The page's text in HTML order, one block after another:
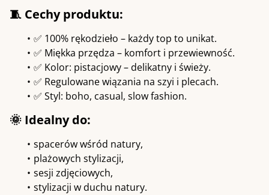
🧵 Cechy produktu:
✅ 100% rękodzieło – każdy top to unikat.
✅ Miękka przędza – komfort i przewiewność.
✅ Kolor: pistacjowy – delikatny i świeży.
✅ Regulowane wiązania na szyi i plecach.
✅ Styl: boho, casual, slow fashion.
🌞 Idealny do:
spacerów wśród natury,
plażowych stylizacji,
sesji zdjęciowych,
stylizacji w duchu natury.